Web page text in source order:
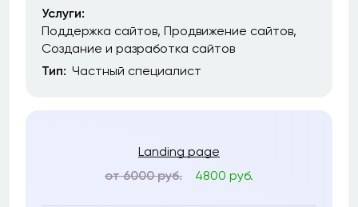
Услуги:
Поддержка сайтов Продвижение сайтов
Создание и разработка сайтов
Тип: Частный специалист
Landing page
от 6000 руб.
4800 руб.